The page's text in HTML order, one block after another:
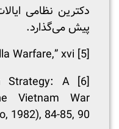
دکترین نظامی
پیش می‌گذارد.
[5]
[6]
Strategy: A
Vietnam War
1982), 84-85, 90.